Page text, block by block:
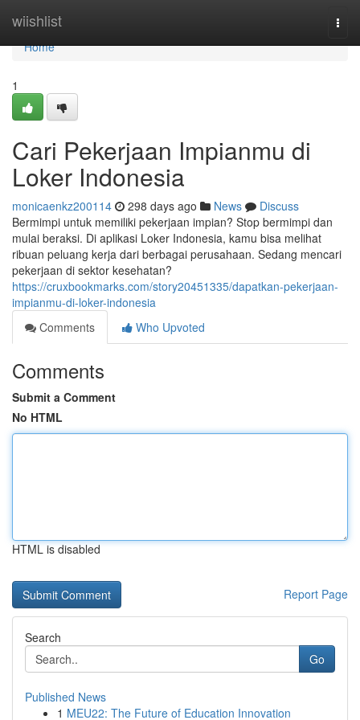
wiishlist
Home
Home
1
Cari Pekerjaan Impianmu di
Loker Indonesia
monicaenkz200114 298 days ago News
Discuss
Bermimpi untuk memiliki pekerjaan impian? Stop bermimpi dan
mulai beraksi. Di aplikasi Loker Indonesia, kamu bisa melihat
ribuan peluang kerja dari berbagai perusahaan. Sedang mencari
pekerjaan di sektor kesehatan?
https://cruxbookmarks.com/story20451335/dapatkan-pekerjaan-
impianmu-di-loker-indonesia
Comments
Who Upvoted
Comments
Submit a Comment
No HTML
HTML is disabled
Report Page
Search
Go
Published News
1 MEU22: The Future of Education Innovation